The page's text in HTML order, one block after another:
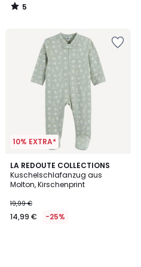
5
/
10% EXTRA*
LA REDOUTE COLLECTIONS
Kuschelschlafanzug aus
Molton, Kirschenprint
19,99 €
14,99 € -25%